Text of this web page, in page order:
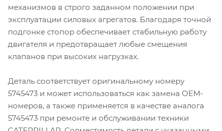
механизмов в строго заданном положении при
эксплуатации силовых агрегатов. Благодаря точной
подгонке стопор обеспечивает стабильную работу
двигателя и предотвращает любые смещения
клапанов при высоких нагрузках.
Деталь соответствует оригинальному номеру
5745473 и может использоваться как замена OEM-
номеров, а также применяется в качестве аналога
5745473 при ремонте и обслуживании техники